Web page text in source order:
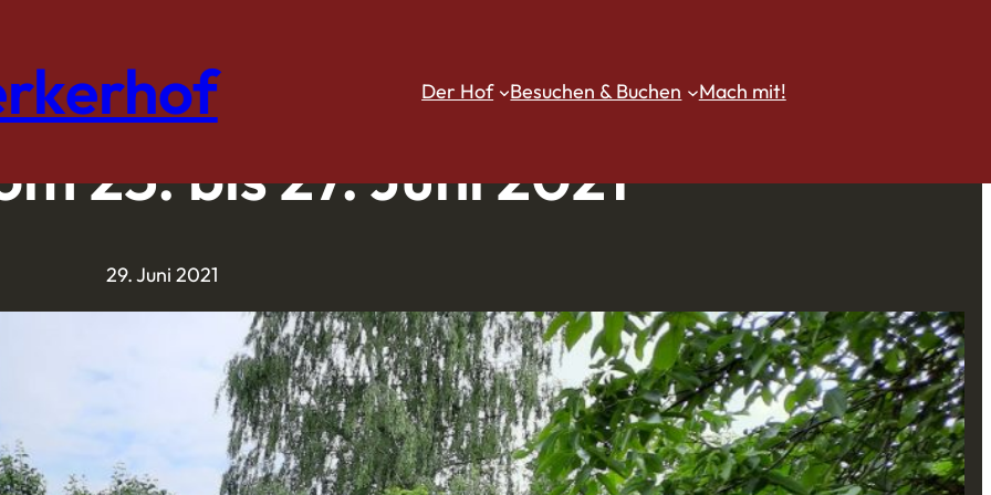
Der Hof Besuchen & Buchen Mach mit!
25. bis 27. Juni 2021
29. Juni 2021